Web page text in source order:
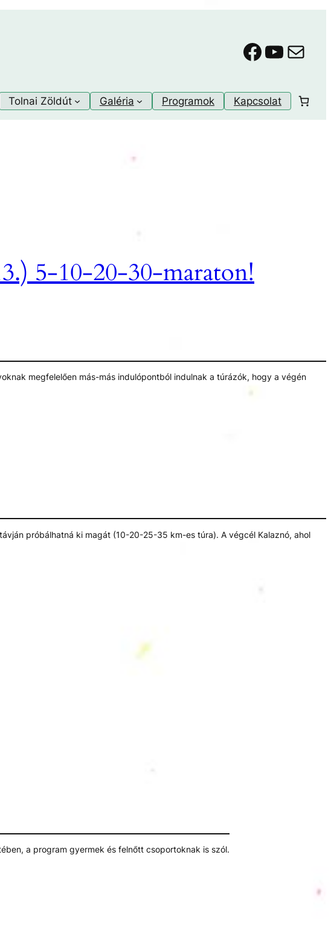
Mail
Tolnai Zöldút Galéria Programok Kapcsolat
5-10-20-30-maraton!
megfelelően más-más indulópontból indulnak a túrázók, hogy a végén
próbálhatná ki magát (10-20-25-35 km-es túra). A végcél Kalaznó, ahol
a program gyermek és felnőtt csoportoknak is szól.